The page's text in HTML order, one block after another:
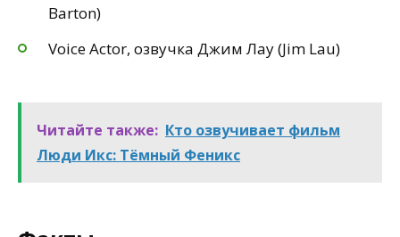
Barton)
Voice Actor, озвучка Джим Лау (Jim Lau)
Читайте также: Кто озвучивает фильм
Люди Икс: Тёмный Феникс